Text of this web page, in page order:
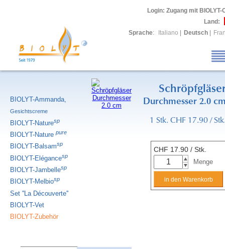
Login: Zugang mit BIOLYT-
Land:
Sprache: Italiano Deutsch
BIOLYT-Ammanda,
Gesichtscreme
BIOLYT-Naturesp
BIOLYT-Naturepure
BIOLYT-Balsamsp
BIOLYT-Elégancesp
BIOLYT-Jambellesp
BIOLYT-Melbiosp
Set ''La Découverte''
BIOLYT-Vet
BIOLYT-Zubehör
Durchmesser 2.0
1 Stk. CHF 17.90 /
CHF 17.90 / Stk.
Menge